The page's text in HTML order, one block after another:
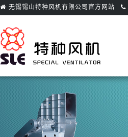
无锡锡山特种风机有限公司官方网站